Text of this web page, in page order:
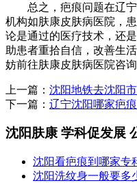
总之，疤痕问题在辽宁
机构如肤康皮肤病医院，
论是通过的医疗技术，还
助患者重拾自信，改善生
妨前往肤康皮肤病医院咨
上一篇： 沈阳地铁去沈阳
下一篇： 辽宁沈阳哪家疤
沈阳肤康 学科促发展
沈阳看疤痕到哪家专
沈阳洗纹身一般要多